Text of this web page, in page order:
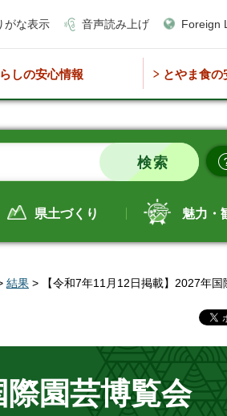
がな表示 音声読み上げ
Foreign
しの安心情報 とやま食の
県土づくり 魅力・
結果 > 【令和7年11月12日掲載】2027年
際園芸博覧会